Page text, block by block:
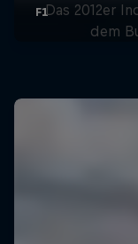
Das 2012er
dem